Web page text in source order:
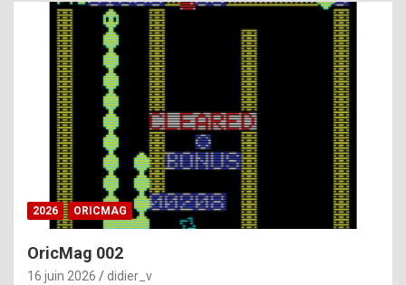
l
y
d
i
ff
i
2026 ORICMAG
OricMag 002
16 juin 2026 didier_v